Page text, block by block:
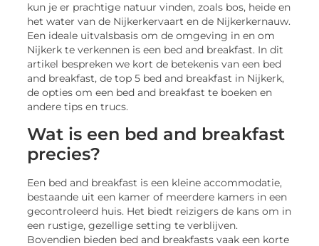
kun je er prachtige natuur vinden, zoals bos, heide en
het water van de Nijkerkervaart en de Nijkerkernauw.
Een ideale uitvalsbasis om de omgeving in en om
Nijkerk te verkennen is een bed and breakfast. In dit
artikel bespreken we kort de betekenis van een bed
and breakfast, de top 5 bed and breakfast in Nijkerk,
de opties om een bed and breakfast te boeken en
andere tips en trucs.
Wat is een bed and breakfast
precies?
Een bed and breakfast is een kleine accommodatie,
bestaande uit een kamer of meerdere kamers in een
gecontroleerd huis. Het biedt reizigers de kans om in
een rustige, gezellige setting te verblijven.
Bovendien bieden bed and breakfasts vaak een korte